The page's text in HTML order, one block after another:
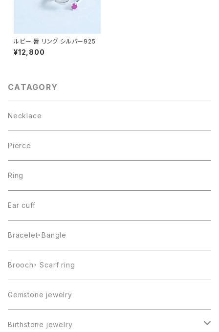
ルビー 唇 リング シルバー925
¥12,800
CATAGORY
Necklace
Pierce
Ring
Ear cuff
Bracelet・Bangle
Brooch・ Scarf ring
Gemstone jewelry
Birthstone jewelry